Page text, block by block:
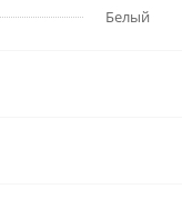
Белый